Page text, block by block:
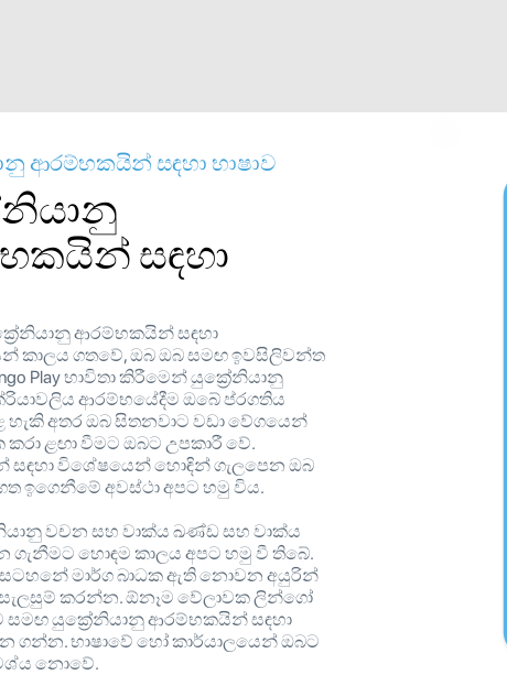
ආරම්භකයින් සඳහා භාෂාව
සඳහා
ආරම්භකයින් සඳහා
කාලය ගතවේ, ඔබ ඔබ සමඟ ඉවසිලිවන්ත
Play භාවිතා කිරීමෙන් යුක්‍රේනියානු
ආරම්භයේදීම ඔබේ ප්රගතිය
අතර ඔබ සිතනවාට වඩා වේගයෙන්
ළඟා වීමට ඔබට උපකාරී වේ.
විශේෂයෙන් හොඳින් ගැලපෙන ඔබ
ඉගෙනීමේ අවස්ථා අපට හමු විය.
වචන සහ වාක්ය ඛණ්ඩ සහ වාක්ය
ගැනීමට හොඳම කාලය අපට හමු වී තිබේ.
මාර්ග බාධක ඇති නොවන අයුරින්
සැලසුම් කරන්න. ඕනෑම වේලාවක ලින්ගෝ
සමඟ යුක්‍රේනියානු ආරම්භකයින් සඳහා
ගන්න. භාෂාවේ හෝ කාර්යාලයෙන් ඔබට
නොවේ.